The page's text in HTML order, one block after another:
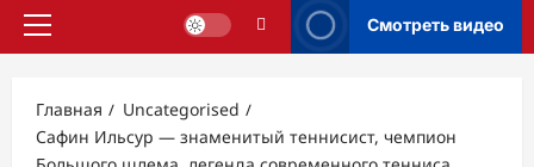
Основное
Смотреть видео
Главная
Uncategorised
Сафин Ильсур — знаменитый теннисист, чемпион